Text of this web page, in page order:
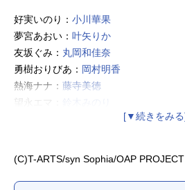
好実いのり： 小川華果
夢宮あおい： 叶矢りか
友坂ぐみ： 丸岡和佳奈
勇樹おりびあ： 岡村明香
熱海ナナ： 藤寺美徳
望永エマ：
(C)T-ARTS/syn Sophia/OAP PROJECT